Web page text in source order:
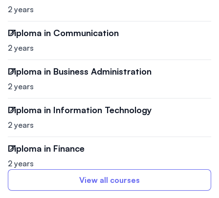
2 years
Diploma in Communication
2 years
Diploma in Business Administration
2 years
Diploma in Information Technology
2 years
Diploma in Finance
2 years
View all courses